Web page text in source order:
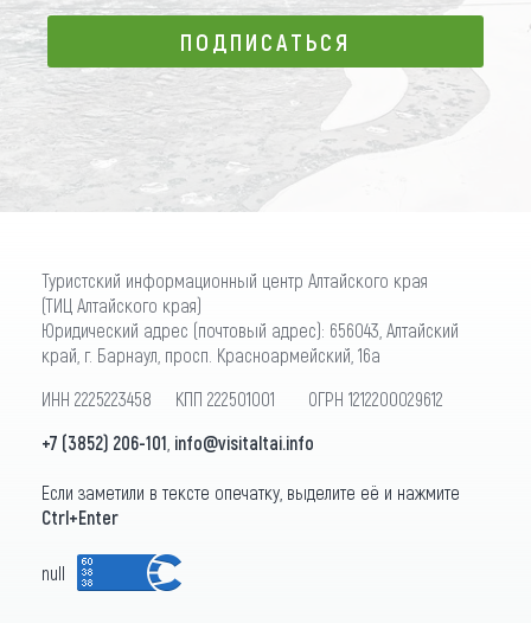
ПОДПИСАТЬСЯ
ПОДПИСАТЬСЯ
Туристский информационный центр Алтайского края
(ТИЦ Алтайского края)
Юридический адрес (почтовый адрес): 656043, Алтайский
край, г. Барнаул, просп. Красноармейский, 16а
ИНН 2225223458 КПП 222501001 ОГРН 1212200029612
+7 (3852) 206-101 info@visitaltai.info
Если заметили в тексте опечатку, выделите её и нажмите
Ctrl+Enter
null